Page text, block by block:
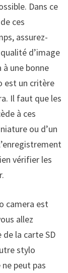
Dans ce
ces
assurez-
d’image
une bonne
est un critère
Il faut que les
à ces
ou d’un
vérifier les
camera est
allez
de la carte SD
stylo
peut pas